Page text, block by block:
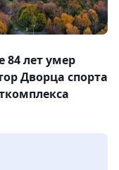
84 лет умер
Дворца спорта